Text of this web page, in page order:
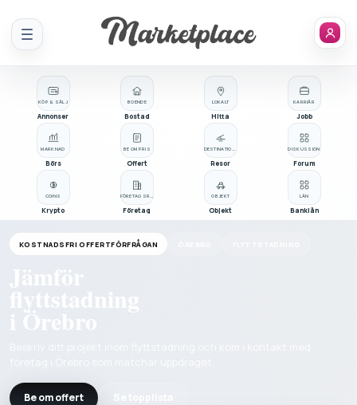
Meny
KÖP & SÄLJ
Annonser
BOENDE
Bostad
OBJEKT
Objekt
BE OM PRIS
Offert
Företag
LÅN
Banklån
MARKNAD
Börs
LOKALT
Hitta
KARRIÄR
Jobb
Resor
COINS
Krypto
DISKUSSION
Forum
KOSTNADSFRI OFFERTFÖRFRÅGAN
Jämför
Be om offert